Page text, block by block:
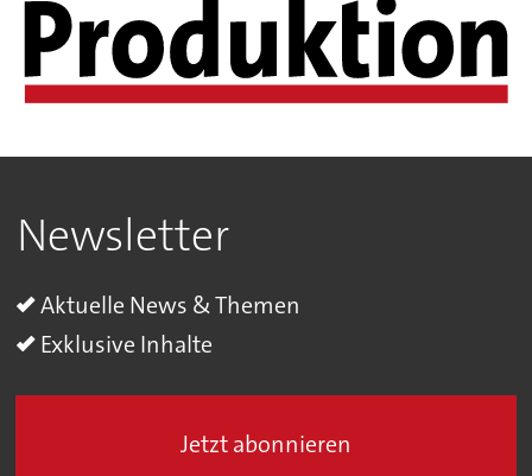
Newsletter
Aktuelle News & Themen
Exklusive Inhalte
Jetzt abonnieren